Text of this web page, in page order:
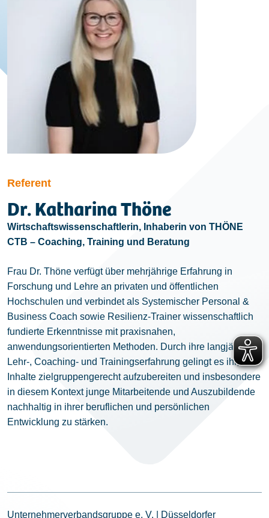
Referent
Dr. Katharina Thöne
Wirtschaftswissenschaftlerin, Inhaberin von THÖNE
CTB – Coaching, Training und Beratung
Frau Dr. Thöne verfügt über mehrjährige Erfahrung in
Forschung und Lehre an privaten und öffentlichen
Hochschulen und verbindet als Systemischer Personal &
Business Coach sowie Resilienz-Trainer wissenschaftlich
fundierte Erkenntnisse mit praxisnahen,
anwendungsorientierten Methoden. Durch ihre langjährige
Lehr-, Coaching- und Trainingserfahrung gelingt es ihr,
Inhalte zielgruppengerecht aufzubereiten und insbesondere
in diesem Kontext junge Mitarbeitende und Auszubildende
nachhaltig in ihrer beruflichen und persönlichen
Entwicklung zu stärken.
Unternehmerverbandsgruppe e. V. | Düsseldorfer